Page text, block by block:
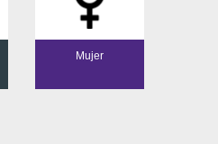
Mujer